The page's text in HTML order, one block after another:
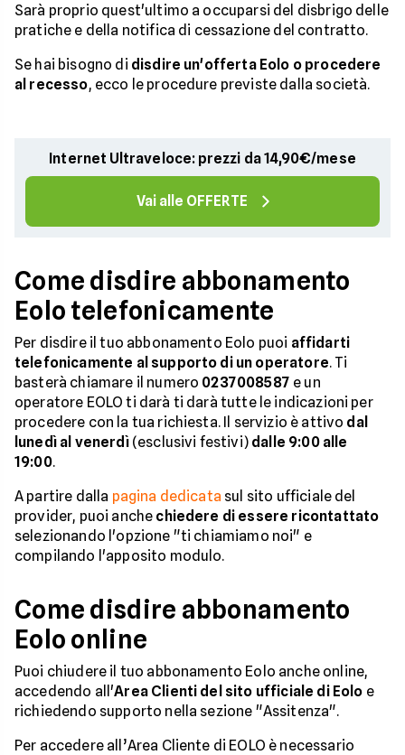
Sarà proprio quest'ultimo a occuparsi del disbrigo delle
pratiche e della notifica di cessazione del contratto.
Se hai bisogno di disdire un'offerta Eolo o procedere
al recesso, ecco le procedure previste dalla società.
Internet Ultraveloce: prezzi da 14,90€/mese
Vai alle OFFERTE
Come disdire abbonamento
Eolo telefonicamente
Per disdire il tuo abbonamento Eolo puoi affidarti
telefonicamente al supporto di un operatore. Ti
basterà chiamare il numero 0237008587 e un
operatore EOLO ti darà ti darà tutte le indicazioni per
procedere con la tua richiesta. Il servizio è attivo dal
lunedì al venerdì(esclusivi festivi) dalle 9:00 alle
19:00.
A partire dalla pagina dedicata sul sito ufficiale del
provider, puoi anche chiedere di essere ricontattato
selezionando l'opzione "ti chiamiamo noi" e
compilando l'apposito modulo.
Come disdire abbonamento
Eolo online
Puoi chiudere il tuo abbonamento Eolo anche online,
accedendo all'Area Clienti del sito ufficiale di Eolo e
richiedendo supporto nella sezione "Assitenza".
Per accedere all’Area Cliente di EOLO è necessario